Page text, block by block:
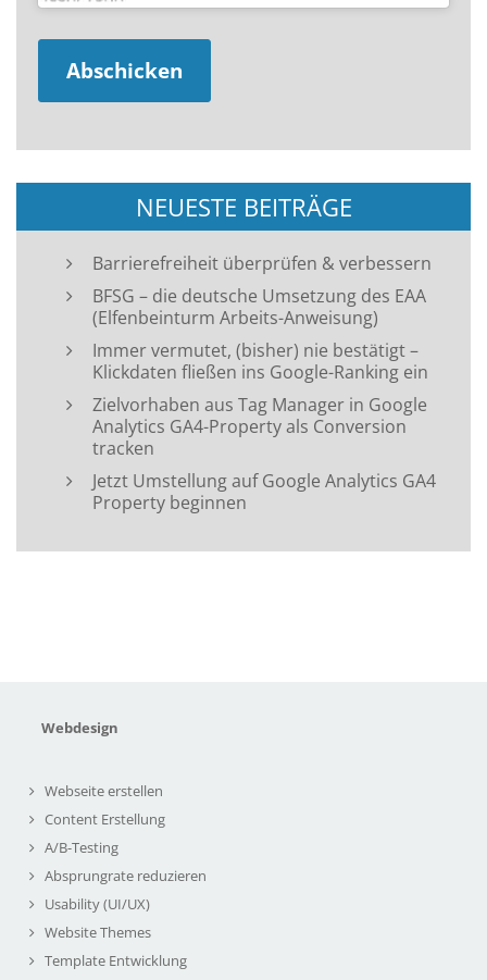
NEUESTE BEITRÄGE
Barrierefreiheit überprüfen & verbessern
BFSG – die deutsche Umsetzung des EAA
(Elfenbeinturm Arbeits-Anweisung)
Immer vermutet, (bisher) nie bestätigt –
Klickdaten fließen ins Google-Ranking ein
Zielvorhaben aus Tag Manager in Google
Analytics GA4-Property als Conversion
tracken
Jetzt Umstellung auf Google Analytics GA4
Property beginnen
Webdesign
Webseite erstellen
Content Erstellung
A/B-Testing
Absprungrate reduzieren
Usability (UI/UX)
Website Themes
Template Entwicklung